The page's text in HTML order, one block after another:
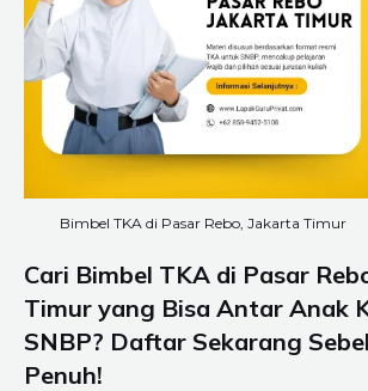
Bimbel TKA di Pasar Rebo, Jakarta Timur
Cari Bimbel TKA di Pasar
Timur yang Bisa Antar Anak
SNBP? Daftar Sekarang
Penuh!